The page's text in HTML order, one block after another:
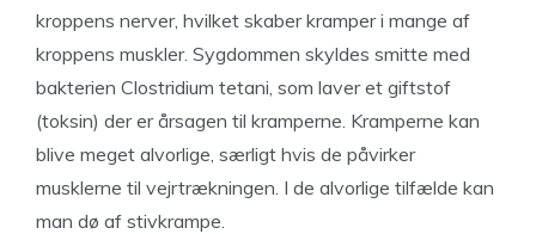
kroppens nerver, hvilket skaber kramper i mange af
kroppens muskler. Sygdommen skyldes smitte med
bakterien Clostridium tetani, som laver et giftstof
(toksin) der er årsagen til kramperne. Kramperne kan
blive meget alvorlige, særligt hvis de påvirker
musklerne til vejrtrækningen. I de alvorlige tilfælde kan
man dø af stivkrampe.